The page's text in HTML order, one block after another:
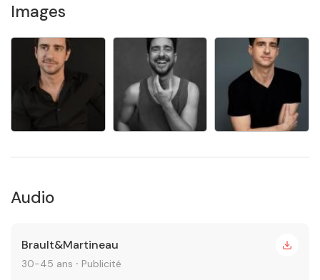
Images
Audio
Brault&Martineau
30-45 ans ⸱ Publicité